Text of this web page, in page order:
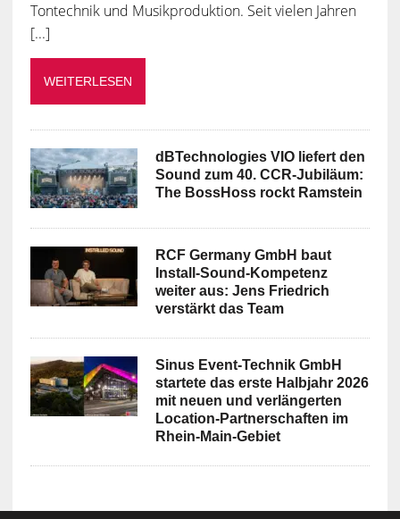
Tontechnik und Musikproduktion. Seit vielen Jahren
[...]
WEITERLESEN
dBTechnologies VIO liefert den
Sound zum 40. CCR-Jubiläum:
The BossHoss rockt Ramstein
RCF Germany GmbH baut
Install-Sound-Kompetenz
weiter aus: Jens Friedrich
verstärkt das Team
Sinus Event-Technik GmbH
startete das erste Halbjahr 2026
mit neuen und verlängerten
Location-Partnerschaften im
Rhein-Main-Gebiet